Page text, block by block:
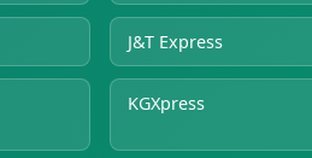
J&T Express
KGXpress